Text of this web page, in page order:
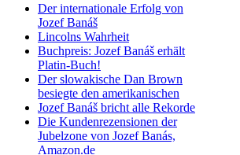
Der internationale Erfolg von
Jozef Banáš
Lincolns Wahrheit
Buchpreis: Jozef Banáš erhält
Platin-Buch!
Der slowakische Dan Brown
besiegte den amerikanischen
Jozef Banáš bricht alle Rekorde
Die Kundenrezensionen der
Jubelzone von Jozef Banás,
Amazon.de